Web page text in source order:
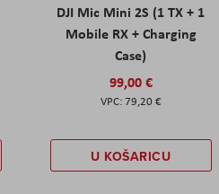
DJI Mic Mini 2S (1 TX + 1
Mobile RX + Charging
Case)
99,00 €
79,20 €
U KOŠARICU